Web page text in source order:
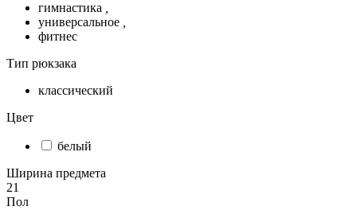
гимнастика
универсальное
фитнес
Тип рюкзака
классический
Цвет
белый
Ширина предмета
21
Пол